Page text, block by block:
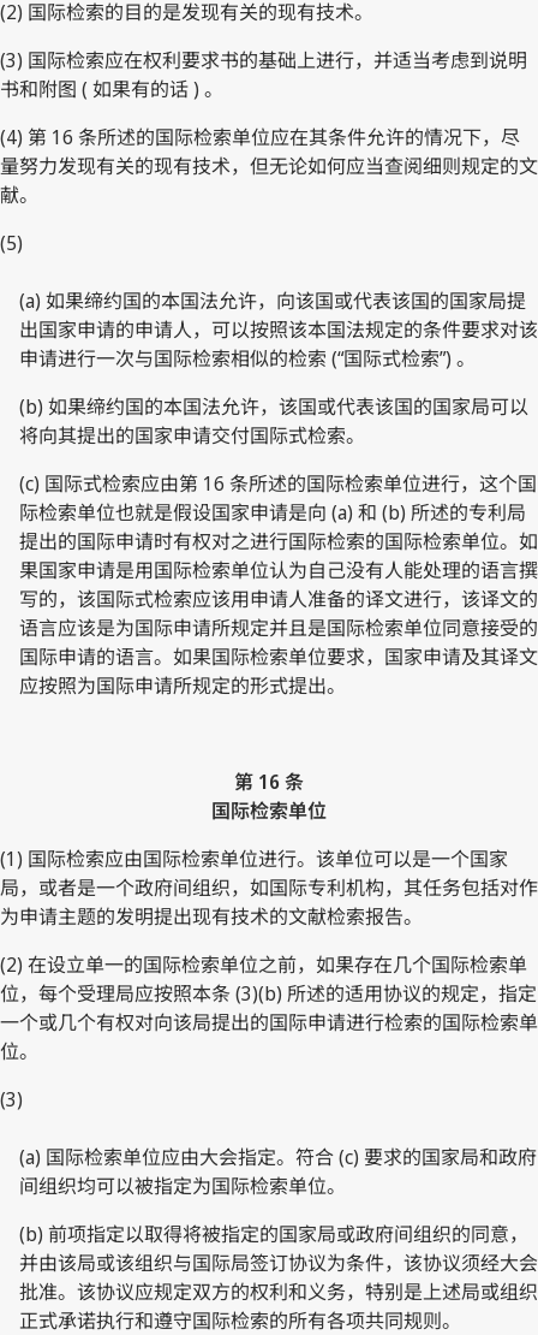
(2) 国际检索的目的是发现有关的现有技术。
(3) 国际检索应在权利要求书的基础上进行，并适当考虑到说明
书和附图 ( 如果有的话 ) 。
(4) 第 16 条所述的国际检索单位应在其条件允许的情况下，尽
量努力发现有关的现有技术，但无论如何应当查阅细则规定的文
献。
(5)
(a) 如果缔约国的本国法允许，向该国或代表该国的国家局提
出国家申请的申请人，可以按照该本国法规定的条件要求对该
申请进行一次与国际检索相似的检索 (“国际式检索”) 。
(b) 如果缔约国的本国法允许，该国或代表该国的国家局可以
将向其提出的国家申请交付国际式检索。
(c) 国际式检索应由第 16 条所述的国际检索单位进行，这个国
际检索单位也就是假设国家申请是向 (a) 和 (b) 所述的专利局
提出的国际申请时有权对之进行国际检索的国际检索单位。如
果国家申请是用国际检索单位认为自己没有人能处理的语言撰
写的，该国际式检索应该用申请人准备的译文进行，该译文的
语言应该是为国际申请所规定并且是国际检索单位同意接受的
国际申请的语言。如果国际检索单位要求，国家申请及其译文
应按照为国际申请所规定的形式提出。
第 16 条
国际检索单位
(1) 国际检索应由国际检索单位进行。该单位可以是一个国家
局，或者是一个政府间组织，如国际专利机构，其任务包括对作
为申请主题的发明提出现有技术的文献检索报告。
(2) 在设立单一的国际检索单位之前，如果存在几个国际检索单
位，每个受理局应按照本条 (3)(b) 所述的适用协议的规定，指定
一个或几个有权对向该局提出的国际申请进行检索的国际检索单
位。
(3)
(a) 国际检索单位应由大会指定。符合 (c) 要求的国家局和政府
间组织均可以被指定为国际检索单位。
(b) 前项指定以取得将被指定的国家局或政府间组织的同意，
并由该局或该组织与国际局签订协议为条件，该协议须经大会
批准。该协议应规定双方的权利和义务，特别是上述局或组织
正式承诺执行和遵守国际检索的所有各项共同规则。